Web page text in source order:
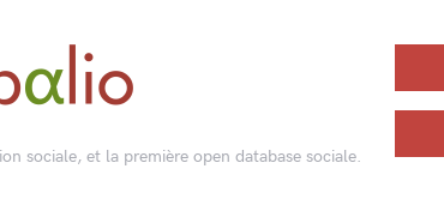
sociale, et la première open database sociale.